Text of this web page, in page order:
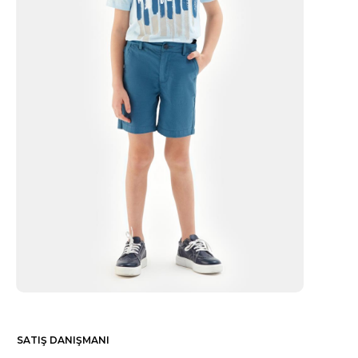
SATIŞ DANIŞMANI